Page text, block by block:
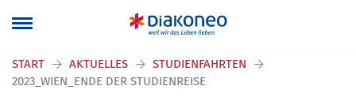
START AKTUELLES
STUDIENFAHRTEN
2023_WIEN_ENDE DER STUDIENREISE